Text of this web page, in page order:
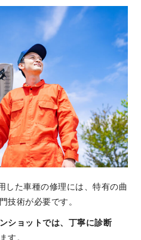
した車種の修理には、特有の曲
技術が必要です。
ショットでは、丁寧に診断
す。